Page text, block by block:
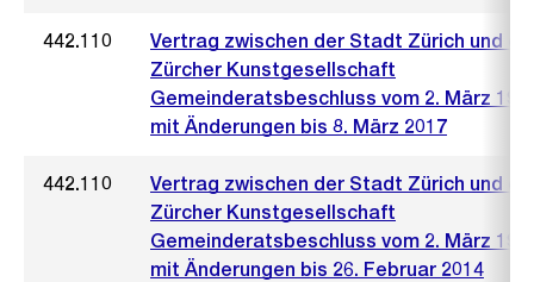
442.110
Vertrag zwischen der Stadt Zürich und
Zürcher Kunstgesellschaft
Gemeinderatsbeschluss vom 2. März
mit Änderungen bis 8. März 2017
442.110
Vertrag zwischen der Stadt Zürich und
Zürcher Kunstgesellschaft
Gemeinderatsbeschluss vom 2. März
mit Änderungen bis 26. Februar 2014